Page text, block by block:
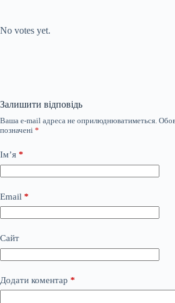
No votes yet.
Залишити відповідь
Ваша e-mail адреса не оприлюднюватиметься.
позначені *
Ім’я *
Email *
Сайт
Додати коментар *